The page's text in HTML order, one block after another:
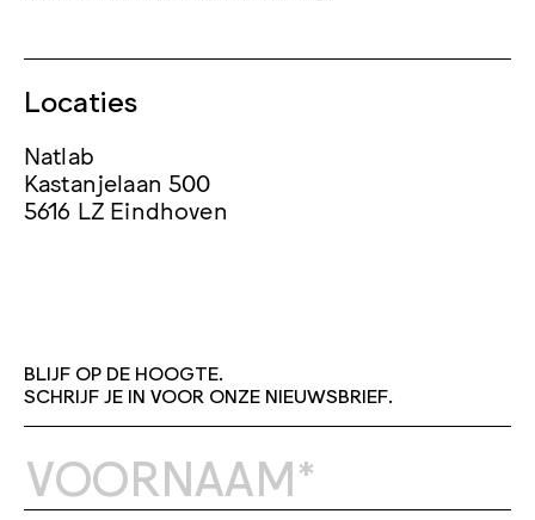
Locaties
Natlab
Kastanjelaan 500
5616 LZ Eindhoven
BLIJF OP DE HOOGTE.
SCHRIJF JE IN VOOR ONZE NIEUWSBRIEF.